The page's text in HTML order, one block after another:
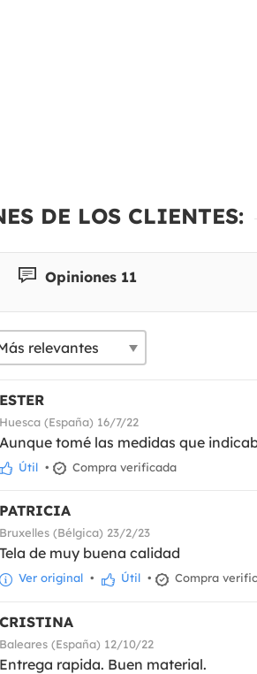
DE LOS CLIENTES:
Opiniones 11
ESTER
Huesca (España) 16/7/22
Aunque tomé las medidas que
Útil • Compra verificada
PATRICIA
Bruxelles (Bélgica) 23/2/23
Tela de muy buena calidad
Ver original • Útil • Compra
CRISTINA
Baleares (España) 12/10/22
Entrega rapida. Buen material.